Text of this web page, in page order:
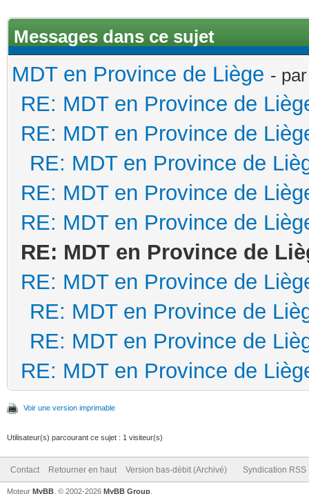
Messages dans ce sujet
MDT en Province de Liège -
RE: MDT en Province de
RE: MDT en Province de
RE: MDT en Province de
RE: MDT en Province de
RE: MDT en Province de
RE: MDT en Province de
RE: MDT en Province de
RE: MDT en Province de
RE: MDT en Province de
RE: MDT en Province de
Voir une version imprimable
Utilisateur(s) parcourant ce sujet : 1 visiteur(s)
Contact Retourner en haut Version bas-débit (Archivé) Syndication RSS
Moteur MyBB , © 2002-2026 MyBB Group